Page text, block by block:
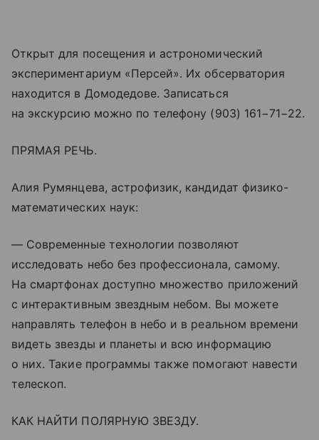
Открыт для посещения и астрономический
экспериментариум «Персей». Их обсерватория
находится в Домодедове. Записаться
на экскурсию можно по телефону (903) 161−71−22.
ПРЯМАЯ РЕЧЬ.
Алия Румянцева, астрофизик, кандидат физико-
математических наук:
— Современные технологии позволяют
исследовать небо без профессионала, самому.
На смартфонах доступно множество приложений
с интерактивным звездным небом. Вы можете
направлять телефон в небо и в реальном времени
видеть звезды и планеты и всю информацию
о них. Такие программы также помогают навести
телескоп.
КАК НАЙТИ ПОЛЯРНУЮ ЗВЕЗДУ.